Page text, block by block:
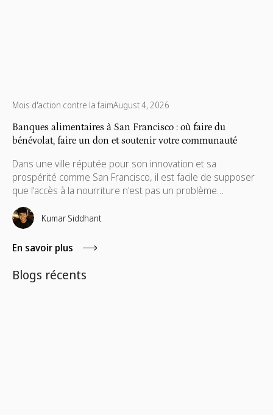
Mois d'action contre la faimAugust 4, 2026
Banques alimentaires à San Francisco : où faire du
bénévolat, faire un don et soutenir votre communauté
Dans une ville réputée pour son innovation et sa
prospérité comme San Francisco, il est facile de supposer
que l'accès à la nourriture n'est pas un problème
généralisé. Mais pour des milliers d'habitants de la région
de la baie de San Francisco, l'insécurité alimentaire
demeure une réalité quotidienne. Des données récentes
indiquent que l'insécurité alimentaire a augmenté chez les
adultes à faible revenu dans les neuf comtés de la région
de la baie de San Francisco, passant de 26 % en 2001 à
46 % en 2024 pour les personnes gagnant moins de
Kumar Siddhant
En savoir plus
Blogs récents